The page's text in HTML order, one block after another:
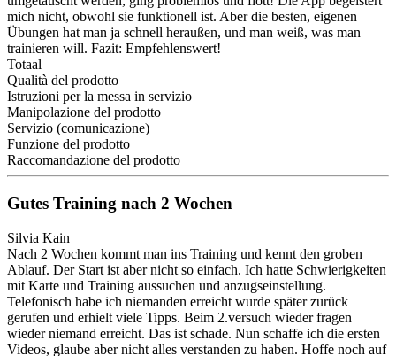
mich nicht, obwohl sie funktionell ist. Aber die besten, eigenen
Übungen hat man ja schnell heraußen, und man weiß, was man
trainieren will. Fazit: Empfehlenswert!
Totaal
Qualità del prodotto
Istruzioni per la messa in servizio
Manipolazione del prodotto
Servizio (comunicazione)
Funzione del prodotto
Raccomandazione del prodotto
Gutes Training nach 2 Wochen
Silvia Kain
Nach 2 Wochen kommt man ins Training und kennt den groben
Ablauf. Der Start ist aber nicht so einfach. Ich hatte Schwierigkeiten
mit Karte und Training aussuchen und anzugseinstellung.
Telefonisch habe ich niemanden erreicht wurde später zurück
gerufen und erhielt viele Tipps. Beim 2.versuch wieder fragen
wieder niemand erreicht. Das ist schade. Nun schaffe ich die ersten
Videos, glaube aber nicht alles verstanden zu haben. Hoffe noch auf